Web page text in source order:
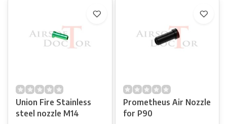
Union Fire Stainless
steel nozzle M14
Prometheus Air Nozzle
for P90